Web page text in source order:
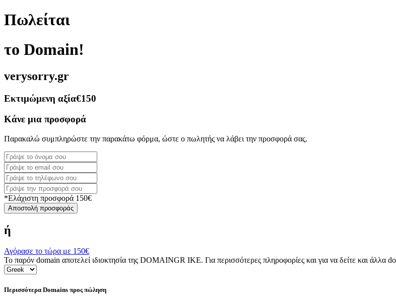
Πωλείται
το Domain!
verysorry.gr
Εκτιμώμενη αξία€150
Κάνε μια προσφορά
Παρακαλώ συμπληρώστε την παρακάτω φόρμα, ώστε ο πωλητής να λάβει την προσφορά σας.
*Ελάχιστη προσφορά 150€
Αποστολή προσφοράς
ή
Αγόρασε το τώρα με 150€
Το παρόν domain αποτελεί ιδιοκτησία της DOMAINGR ΙΚΕ. Για περισσότερες πληροφορίες και για να δείτε και άλλα
Περισσότερα Domains προς πώληση